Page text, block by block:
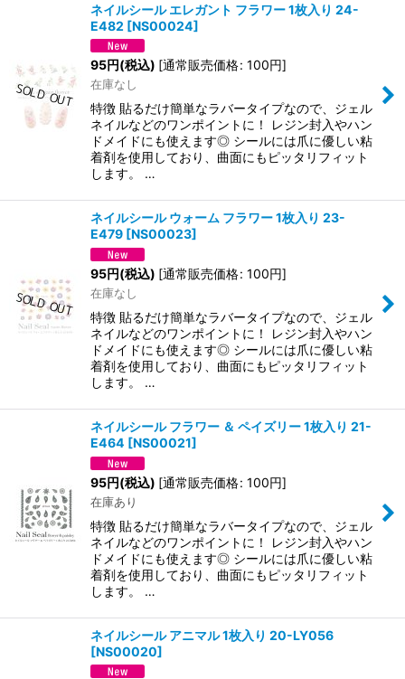
ネイルシール エレガント フラワー 1枚入り 24-
E482 [NS00024]
95円(税込) [通常販売価格: 100円]
在庫なし
特徴 貼るだけ簡単なラバータイプなので、ジェル
ネイルなどのワンポイントに！ レジン封入やハン
ドメイドにも使えます◎ シールには爪に優しい粘
着剤を使用しており、曲面にもピッタリフィット
します。 …
ネイルシール ウォーム フラワー 1枚入り 23-
E479 [NS00023]
95円(税込) [通常販売価格: 100円]
在庫なし
特徴 貼るだけ簡単なラバータイプなので、ジェル
ネイルなどのワンポイントに！ レジン封入やハン
ドメイドにも使えます◎ シールには爪に優しい粘
着剤を使用しており、曲面にもピッタリフィット
します。 …
ネイルシール フラワー ＆ ペイズリー 1枚入り 21-
E464 [NS00021]
95円(税込) [通常販売価格: 100円]
在庫あり
特徴 貼るだけ簡単なラバータイプなので、ジェル
ネイルなどのワンポイントに！ レジン封入やハン
ドメイドにも使えます◎ シールには爪に優しい粘
着剤を使用しており、曲面にもピッタリフィット
します。 …
ネイルシール アニマル 1枚入り 20-LY056
[NS00020]